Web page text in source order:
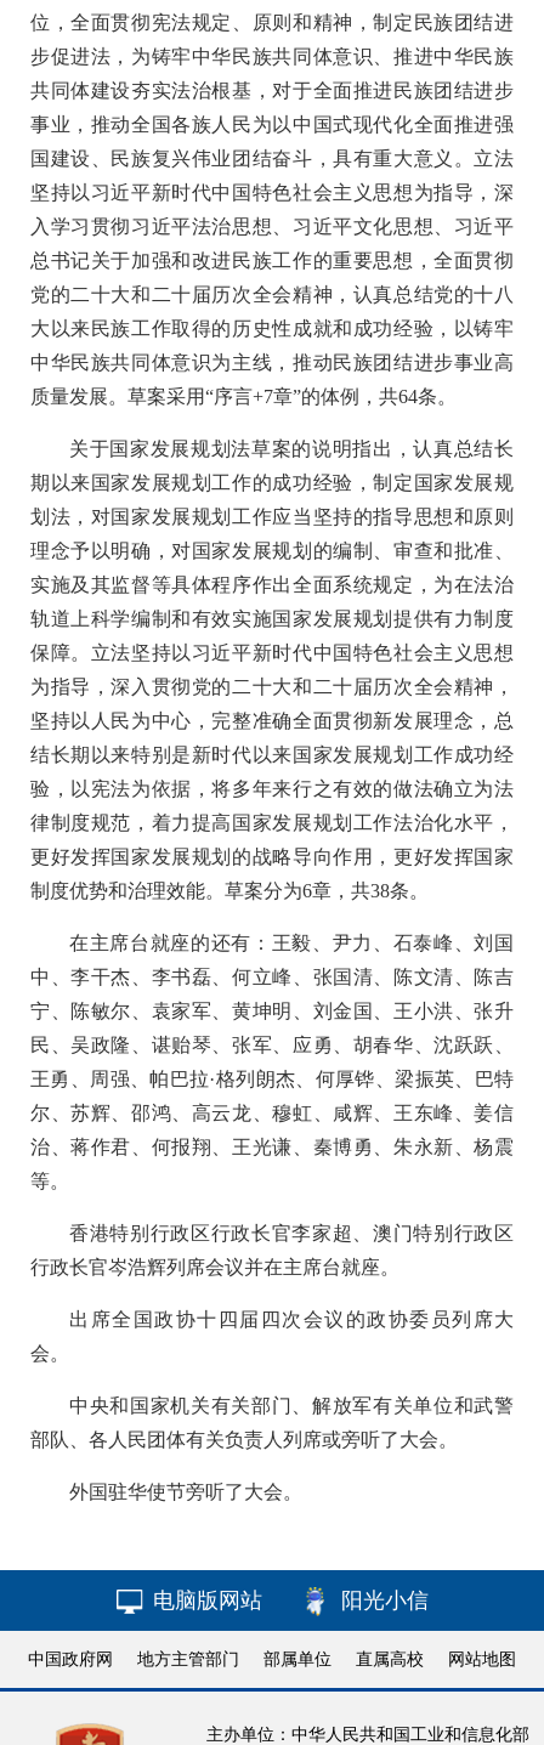
位，全面贯彻宪法规定、原则和精神，制定民族团结进
步促进法，为铸牢中华民族共同体意识、推进中华民族
共同体建设夯实法治根基，对于全面推进民族团结进步
事业，推动全国各族人民为以中国式现代化全面推进强
国建设、民族复兴伟业团结奋斗，具有重大意义。立法
坚持以习近平新时代中国特色社会主义思想为指导，深
入学习贯彻习近平法治思想、习近平文化思想、习近平
总书记关于加强和改进民族工作的重要思想，全面贯彻
党的二十大和二十届历次全会精神，认真总结党的十八
大以来民族工作取得的历史性成就和成功经验，以铸牢
中华民族共同体意识为主线，推动民族团结进步事业高
质量发展。草案采用“序言+7章”的体例，共64条。
关于国家发展规划法草案的说明指出，认真总结长
期以来国家发展规划工作的成功经验，制定国家发展规
划法，对国家发展规划工作应当坚持的指导思想和原则
理念予以明确，对国家发展规划的编制、审查和批准、
实施及其监督等具体程序作出全面系统规定，为在法治
轨道上科学编制和有效实施国家发展规划提供有力制度
保障。立法坚持以习近平新时代中国特色社会主义思想
为指导，深入贯彻党的二十大和二十届历次全会精神，
坚持以人民为中心，完整准确全面贯彻新发展理念，总
结长期以来特别是新时代以来国家发展规划工作成功经
验，以宪法为依据，将多年来行之有效的做法确立为法
律制度规范，着力提高国家发展规划工作法治化水平，
更好发挥国家发展规划的战略导向作用，更好发挥国家
制度优势和治理效能。草案分为6章，共38条。
在主席台就座的还有：王毅、尹力、石泰峰、刘国
中、李干杰、李书磊、何立峰、张国清、陈文清、陈吉
宁、陈敏尔、袁家军、黄坤明、刘金国、王小洪、张升
民、吴政隆、谌贻琴、张军、应勇、胡春华、沈跃跃、
王勇、周强、帕巴拉·格列朗杰、何厚铧、梁振英、巴特
尔、苏辉、邵鸿、高云龙、穆虹、咸辉、王东峰、姜信
治、蒋作君、何报翔、王光谦、秦博勇、朱永新、杨震
等。
香港特别行政区行政长官李家超、澳门特别行政区
行政长官岑浩辉列席会议并在主席台就座。
出席全国政协十四届四次会议的政协委员列席大
会。
中央和国家机关有关部门、解放军有关单位和武警
部队、各人民团体有关负责人列席或旁听了大会。
外国驻华使节旁听了大会。
电脑版网站 阳光小信
中国政府网 地方主管部门 部属单位 直属高校 网站地图
主办单位：中华人民共和国工业和信息化部